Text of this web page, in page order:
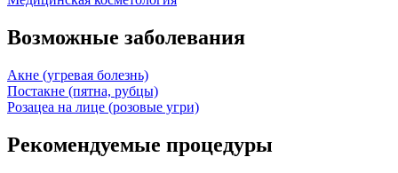
Возможные заболевания
Акне (угревая болезнь)
Постакне (пятна, рубцы)
Розацеа на лице (розовые угри)
Рекомендуемые процедуры